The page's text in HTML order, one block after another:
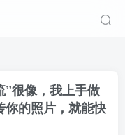
”很像，我上手做
你的照片，就能快